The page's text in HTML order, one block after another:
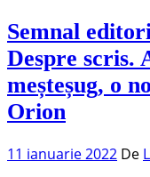
Semnal
Despre scris.
meșteșug, o
Orion
11 ianuarie 2022 De